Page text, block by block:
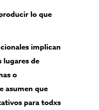
lo que
implican
lugares de
o
asumen que
para todxs